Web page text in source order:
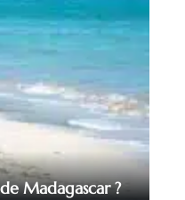
Madagascar ?